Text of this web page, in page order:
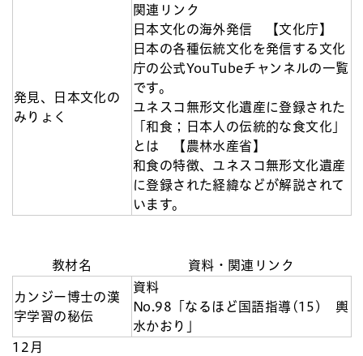
発見、日本文化の
みりょく
関連リンク
日本文化の海外発信 【文化庁】
日本の各種伝統文化を発信する文化
庁の公式YouTubeチャンネルの一覧
です。
ユネスコ無形文化遺産に登録された
「和食；日本人の伝統的な食文化」
とは 【農林水産省】
和食の特徴、ユネスコ無形文化遺産
に登録された経緯などが解説されて
います。
教材名 資料・関連リンク
カンジー博士の漢
字学習の秘伝
資料
No.98「なるほど国語指導(15) 輿
水かおり」
12月